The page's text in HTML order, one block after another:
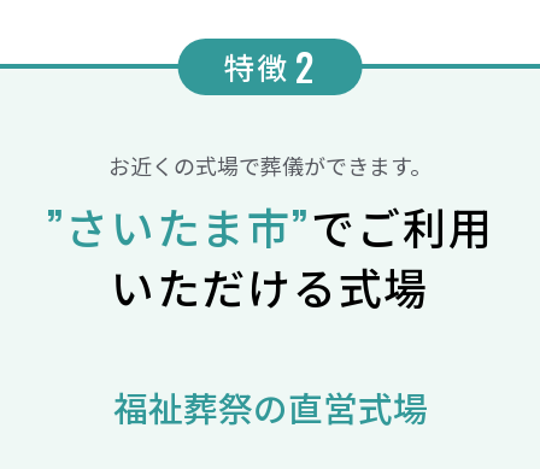
特徴 2
お近くの式場で葬儀ができます。
”さいたま市”でご利用
いただける式場
福祉葬祭の直営式場